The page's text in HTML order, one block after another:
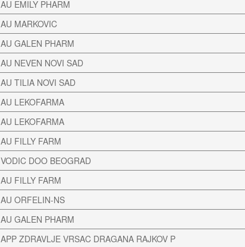
AU EMILY PHARM
AU MARKOVIC
AU GALEN PHARM
AU NEVEN NOVI SAD
AU TILIA NOVI SAD
AU LEKOFARMA
AU LEKOFARMA
AU FILLY FARM
VODIC DOO BEOGRAD
AU FILLY FARM
AU ORFELIN-NS
AU GALEN PHARM
APP ZDRAVLJE VRSAC DRAGANA RAJKOV P